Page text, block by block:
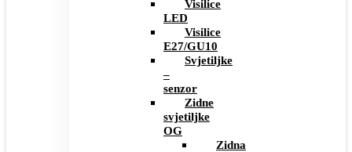
Visilice
LED
Visilice
E27/GU10
Svjetiljke
–
senzor
Zidne
svjetiljke
OG
Zidna